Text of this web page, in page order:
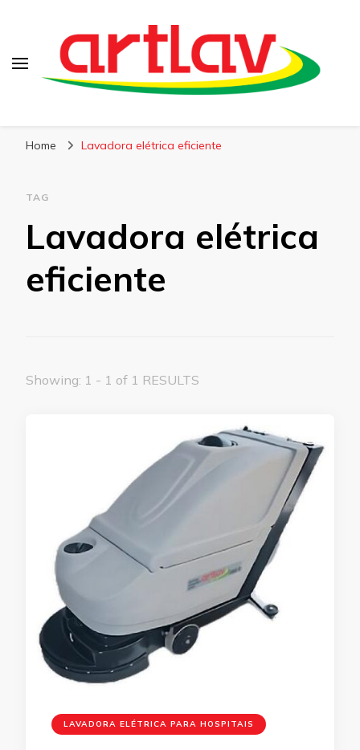
Home Lavadora elétrica eficiente
TAG
Lavadora elétrica
eficiente
Showing: 1 - 1 of 1 RESULTS
LAVADORA ELÉTRICA PARA HOSPITAIS